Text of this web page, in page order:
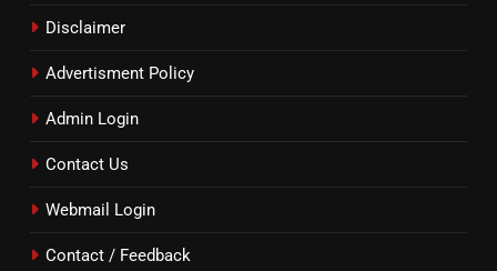
Disclaimer
Advertisment Policy
Admin Login
Contact Us
Webmail Login
Contact / Feedback